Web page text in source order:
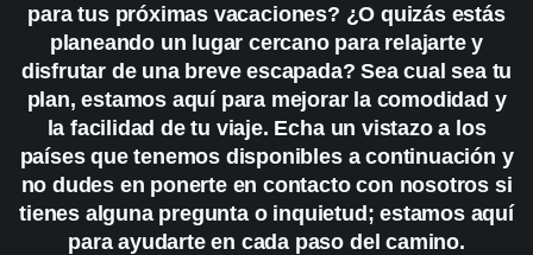
para tus próximas vacaciones? ¿O quizás estás
planeando un lugar cercano para relajarte y
disfrutar de una breve escapada? Sea cual sea tu
plan, estamos aquí para mejorar la comodidad y
la facilidad de tu viaje. Echa un vistazo a los
países que tenemos disponibles a continuación y
no dudes en ponerte en contacto con nosotros si
tienes alguna pregunta o inquietud; estamos aquí
para ayudarte en cada paso del camino.